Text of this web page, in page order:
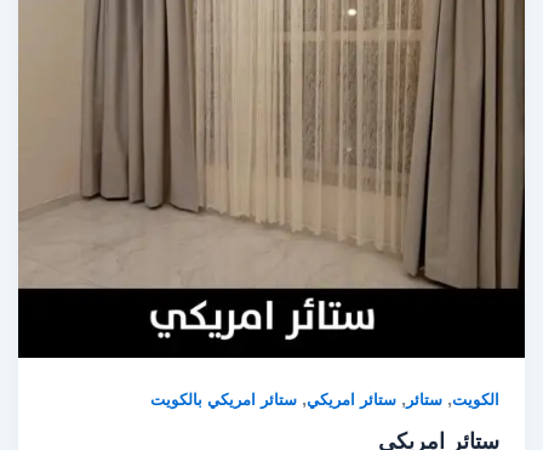
الكويت,ستائر,ستائر امريكي,ستائر امريكي بالكويت
ستائر امريكي